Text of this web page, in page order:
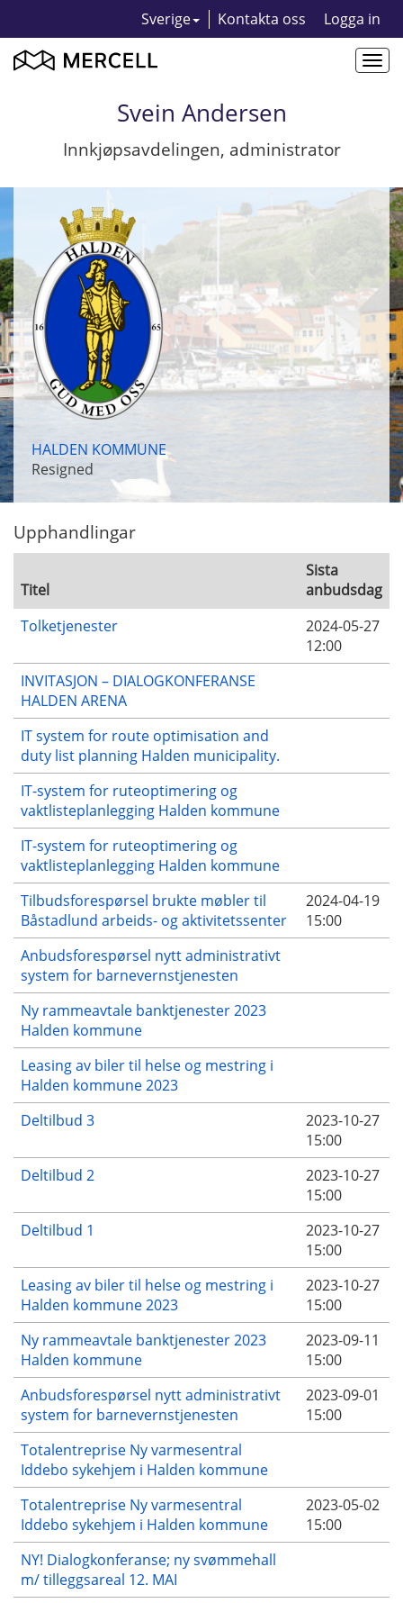
Sverige Kontakta oss Logga in
Svein Andersen
Innkjøpsavdelingen, administrator
HALDEN KOMMUNE
Resigned
Upphandlingar
Titel
Sista
anbudsdag
Tolketjenester
2024-05-27
12:00
INVITASJON – DIALOGKONFERANSE
HALDEN ARENA
IT system for route optimisation and
duty list planning Halden municipality.
IT-system for ruteoptimering og
vaktlisteplanlegging Halden kommune
IT-system for ruteoptimering og
vaktlisteplanlegging Halden kommune
Tilbudsforespørsel brukte møbler til
Båstadlund arbeids- og aktivitetssenter
2024-04-19
15:00
Anbudsforespørsel nytt administrativt
system for barnevernstjenesten
Ny rammeavtale banktjenester 2023
Halden kommune
Leasing av biler til helse og mestring i
Halden kommune 2023
Deltilbud 3
2023-10-27
15:00
Deltilbud 2
2023-10-27
15:00
Deltilbud 1
2023-10-27
15:00
Leasing av biler til helse og mestring i
Halden kommune 2023
2023-10-27
15:00
Ny rammeavtale banktjenester 2023
Halden kommune
2023-09-11
15:00
Anbudsforespørsel nytt administrativt
system for barnevernstjenesten
2023-09-01
15:00
Totalentreprise Ny varmesentral
Iddebo sykehjem i Halden kommune
Totalentreprise Ny varmesentral
Iddebo sykehjem i Halden kommune
2023-05-02
15:00
NY! Dialogkonferanse; ny svømmehall
m/ tilleggsareal 12. MAI